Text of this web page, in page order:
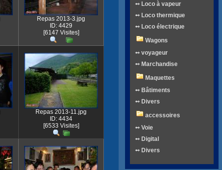
Repas 2013-3.jpg
ID: 4429
[6147 Visites]
Repas 2013-11.jpg
ID: 4434
[6533 Visites]
➻ Loco à vapeur
➻ Loco thermique
➻ Loco électrique
Wagons
➻ voyageur
➻ Marchandise
Maquettes
➻ Bâtiments
➻ Divers
accessoires
➻ Voie
➻ Digital
➻ Divers